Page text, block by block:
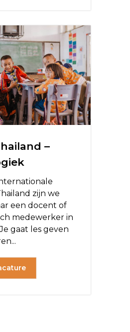
–
zijn we
een docent of
medewerker in
gaat les geven